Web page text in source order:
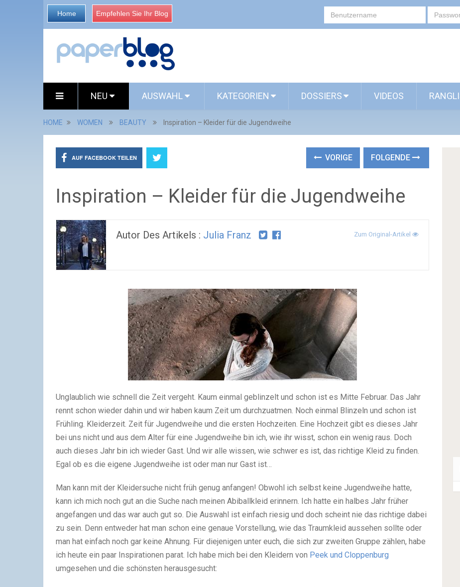
Home Empfehlen Sie Ihr Blog
NEU AUSWAHL KATEGORIEN DOSSIERS VIDEOS
HOME WOMEN BEAUTY Inspiration – Kleider für die Jugendweihe
AUF FACEBOOK TEILEN VORIGE FOLGENDE
Inspiration – Kleider für die Jugendweihe
Autor Des Artikels : Julia Franz Zum Original-Artikel
Unglaublich wie schnell die Zeit vergeht. Kaum einmal geblinzelt und schon ist es Mitte Februar. Das Jahr
rennt schon wieder dahin und wir haben kaum Zeit um durchzuatmen. Noch einmal Blinzeln und schon ist
Frühling. Kleiderzeit. Zeit für Jugendweihe und die ersten Hochzeiten. Eine Hochzeit gibt es dieses Jahr
bei uns nicht und aus dem Alter für eine Jugendweihe bin ich, wie ihr wisst, schon ein wenig raus. Doch
auch dieses Jahr bin ich wieder Gast. Und wir alle wissen, wie schwer es ist, das richtige Kleid zu finden.
Egal ob es die eigene Jugendweihe ist oder man nur Gast ist…
Man kann mit der Kleidersuche nicht früh genug anfangen! Obwohl ich selbst keine Jugendweihe hatte,
kann ich mich noch gut an die Suche nach meinen Abiballkleid erinnern. Ich hatte ein halbes Jahr früher
angefangen und das war auch gut so. Die Auswahl ist einfach riesig und doch scheint nie das richtige dabei
zu sein. Denn entweder hat man schon eine genaue Vorstellung, wie das Traumkleid aussehen sollte oder
man hat einfach noch gar keine Ahnung. Für diejenigen unter euch, die sich zur zweiten Gruppe zählen, habe
ich heute ein paar Inspirationen parat. Ich habe mich bei den Kleidern von Peek und Cloppenburg
umgesehen und die schönsten herausgesucht: